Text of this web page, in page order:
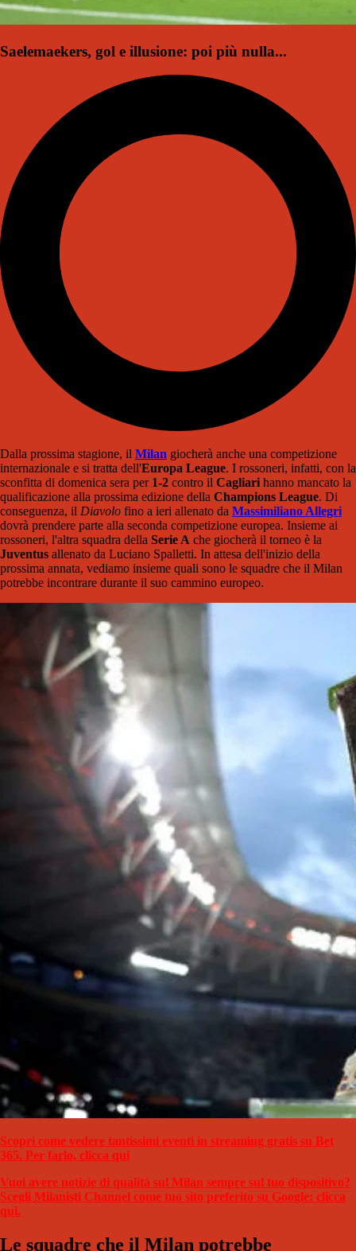
Saelemaekers, gol e illusione: poi più nulla...
Dalla prossima stagione, il Milan giocherà anche una competizione
internazionale e si tratta dell'Europa League. I rossoneri, infatti, con la
sconfitta di domenica sera per 1-2 contro il Cagliarihanno mancato la
qualificazione alla prossima edizione della Champions League. Di
conseguenza, il Diavolo fino a ieri allenato da Massimiliano Allegri
dovrà prendere parte alla seconda competizione europea. Insieme ai
rossoneri, l'altra squadra della Serie A che giocherà il torneo è la
Juventus allenato da Luciano Spalletti. In attesa dell'inizio della
prossima annata, vediamo insieme quali sono le squadre che il Milan
potrebbe incontrare durante il suo cammino europeo.
Scopri come vedere tantissimi eventi in streaming gratis su Bet
365. Per farlo, clicca qui
Vuoi avere notizie di qualità sul Milan sempre sul tuo dispositivo?
Scegli Milanisti Channel come tuo sito preferito su Google: clicca
qui.
Le squadre che il Milan potrebbe